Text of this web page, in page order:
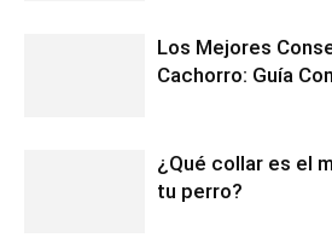
Los Mejores
Cachorro: Guía
¿Qué collar es el
tu perro?